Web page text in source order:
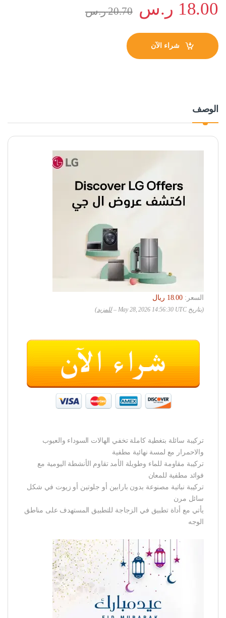
18.00 ر.س 20.70 ر.س
شراء الآن
الوصف
السعر:
‏18.00 ريال
(بتاريخ May 28, 2026 14:56:30 UTC – للمزيد)
تركيبة سائلة بتغطية كاملة تخفي الهالات السوداء والعيوب
والاحمرار مع لمسة نهائية مطفية
تركيبة مقاومة للماء وطويلة الأمد تقاوم الأنشطة اليومية مع
فوائد مطفية للمعان
تركيبة نباتية مصنوعة بدون بارابين أو جلوتين أو زيوت في شكل
سائل مرن
يأتي مع أداة تطبيق في الزجاجة للتطبيق المستهدف على مناطق
الوجه